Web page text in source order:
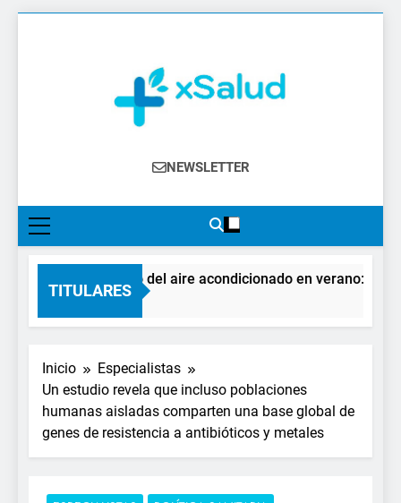
XSalud
Noticias Del Sector Salud. Congresos Y
Farmacéutica, Atención Primaria,
Especialistas, Farmacia, Etc…
NEWSLETTER
TITULARES
El impacto del aire acondicionado en verano:
4 Días Atrás
Inicio
Especialistas
Un estudio revela que incluso poblaciones
humanas aisladas comparten una base global de
genes de resistencia a antibióticos y metales